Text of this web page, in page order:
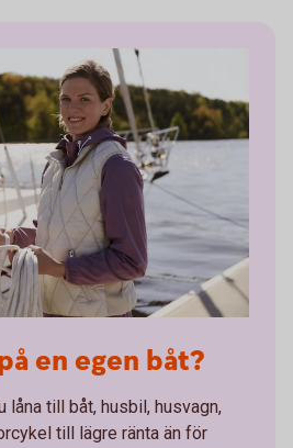
en egen båt?
låna till båt, husbil, husvagn,
till lägre ränta än för